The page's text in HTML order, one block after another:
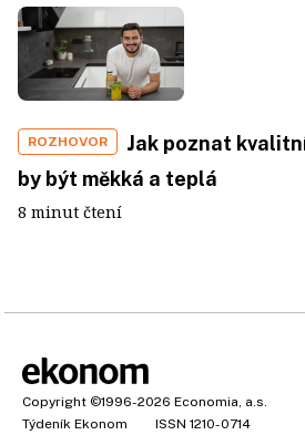
ROZHOVOR
Jak poznat
by být měkká a teplá
8 minut čtení
Copyright ©1996-2026 Economia, a.s.
Týdeník Ekonom
ISSN 1210-0714